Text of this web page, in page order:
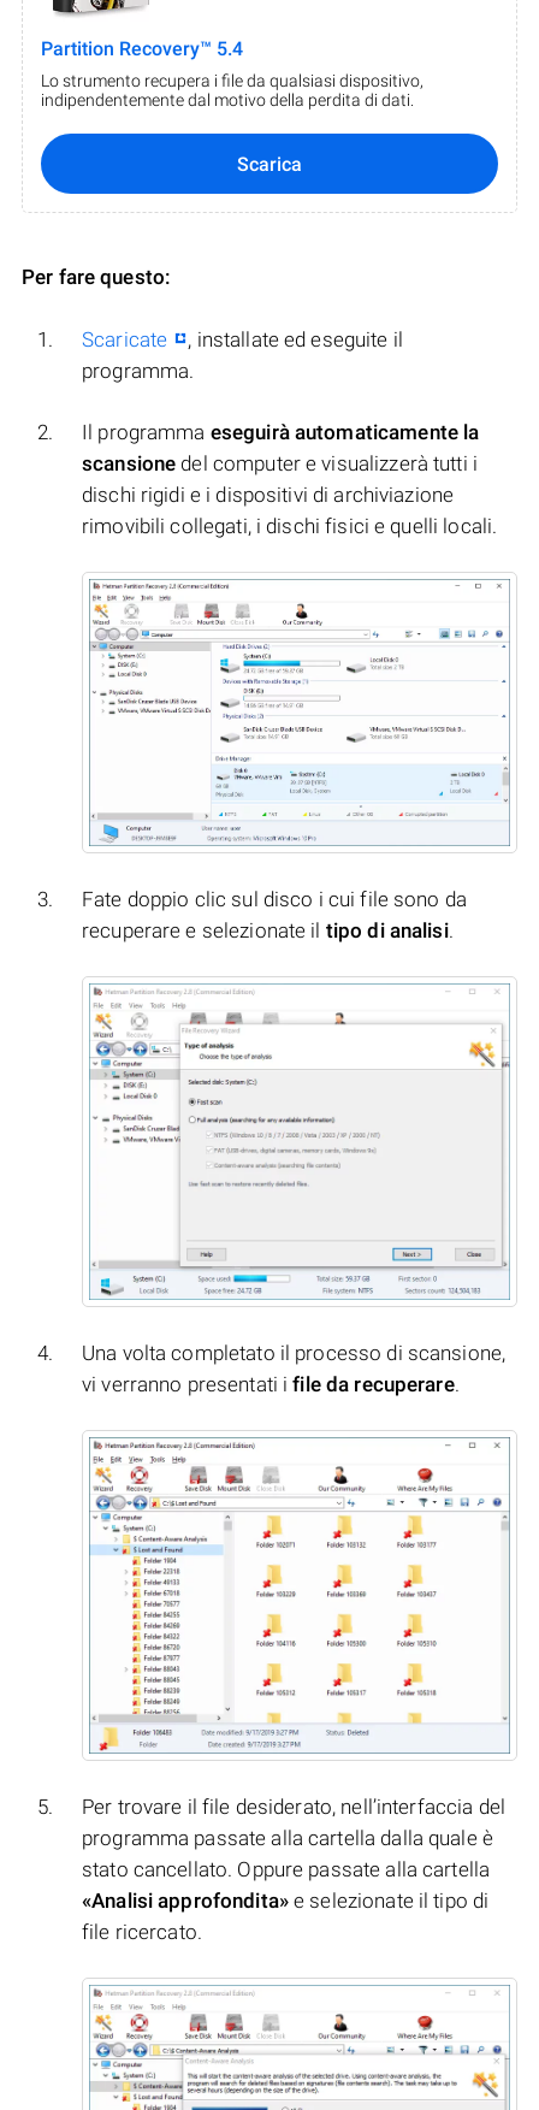
Partition Recovery™ 5.4
Lo strumento recupera i file da qualsiasi dispositivo,
indipendentemente dal motivo della perdita di dati.
Scarica
Per fare questo:
Scaricate
, installate ed eseguite il
programma.
Il programma eseguirà automaticamente la
scansione del computer e visualizzerà tutti i
dischi rigidi e i dispositivi di archiviazione
rimovibili collegati, i dischi fisici e quelli locali.
Fate doppio clic sul disco i cui file sono da
recuperare e selezionate il tipo di analisi.
Una volta completato il processo di scansione,
vi verranno presentati ifile da recuperare.
Per trovare il file desiderato, nell’interfaccia del
programma passate alla cartella dalla quale è
stato cancellato. Oppure passate alla cartella
«Analisi approfondita»e selezionate il tipo di
file ricercato.